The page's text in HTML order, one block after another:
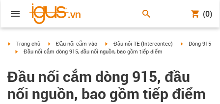
(0)
igus-icon-arrow-right
Trang chủ igus-icon-arrow-right
Đầu nối cắm vào igus-icon-arrow-right
Đầu nối TE (Intercontec) igus-icon-
Dòng 915
igus-icon-arrow-right
Đầu nối cắm dòng 915, đầu nối nguồn, bao gồm tiếp điểm
Đầu nối cắm dòng 915, đầu
nối nguồn, bao gồm tiếp điểm